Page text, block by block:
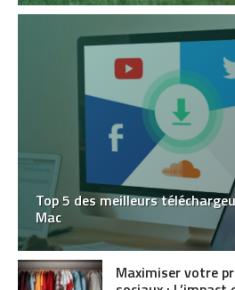
Top 5 des meilleurs
Mac
Maximiser votre